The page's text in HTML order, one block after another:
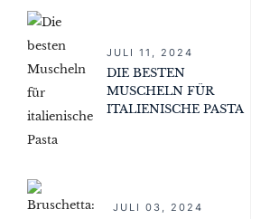
JULI 11, 2024
DIE BESTEN
MUSCHELN FÜR
ITALIENISCHE PASTA
JULI 03, 2024